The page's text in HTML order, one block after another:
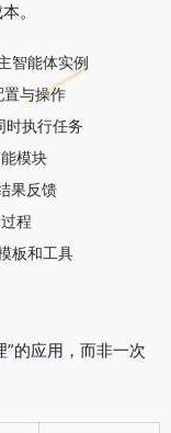
。
智能体实例
与操作
执行任务
模块
果反馈
程
板和工具
的应用，而非一次